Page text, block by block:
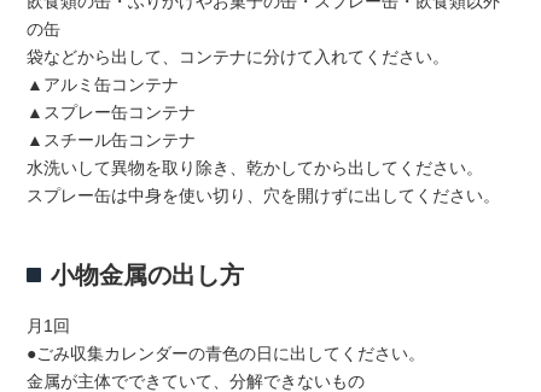
の缶
袋などから出して、コンテナに分けて入れてください。
▲アルミ缶コンテナ
▲スプレー缶コンテナ
▲スチール缶コンテナ
水洗いして異物を取り除き、乾かしてから出してください。
スプレー缶は中身を使い切り、穴を開けずに出してください。
小物金属の出し方
月1回
●ごみ収集カレンダーの青色の日に出してください。
金属が主体でできていて、分解できないもの